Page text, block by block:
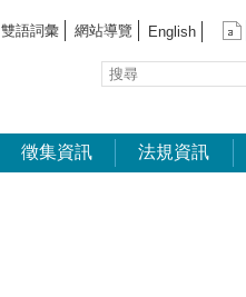
雙語詞彙 網站導覽 English
徵集資訊 法規資訊